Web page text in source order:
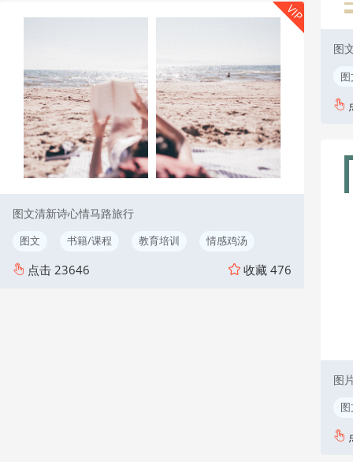
图文清新诗心情马路旅行
图文 书籍/课程 教育培训 情感鸡汤
点击 23646 收藏 476
VIP
图
图